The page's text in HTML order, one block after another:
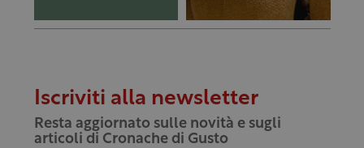
Iscriviti alla newsletter
Resta aggiornato sulle novità e sugli
articoli di Cronache di Gusto